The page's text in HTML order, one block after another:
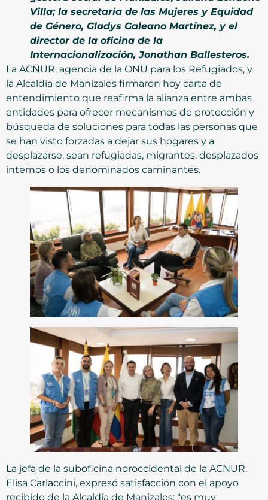
Villa; la secretaria de las Mujeres y Equidad
de Género, Gladys Galeano Martínez, y el
director de la oficina de la
Internacionalización, Jonathan Ballesteros.
La ACNUR, agencia de la ONU para los Refugiados, y
la Alcaldía de Manizales firmaron hoy carta de
entendimiento que reafirma la alianza entre ambas
entidades para ofrecer mecanismos de protección y
búsqueda de soluciones para todas las personas que
se han visto forzadas a dejar sus hogares y a
desplazarse, sean refugiadas, migrantes, desplazados
internos o los denominados caminantes.
La jefa de la suboficina noroccidental de la ACNUR,
Elisa Carlaccini, expresó satisfacción con el apoyo
recibido de la Alcaldía de Manizales: “es muy